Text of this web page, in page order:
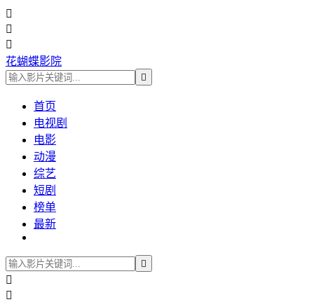



花蝴蝶影院

首页
电视剧
电影
动漫
综艺
短剧
榜单
最新


